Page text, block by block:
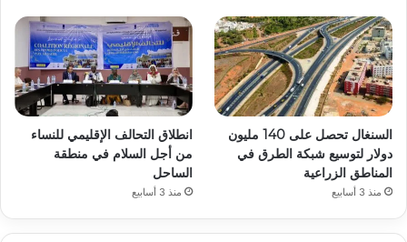
السنغال تحصل على 140 مليون
دولار لتوسيع شبكة الطرق في
المناطق الزراعية
منذ 3 أسابيع
انطلاق التحالف الإقليمي للنساء
من أجل السلام في منطقة
الساحل
منذ 3 أسابيع